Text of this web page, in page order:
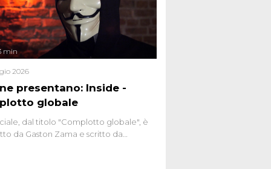
presentano: Inside -
globale
min
2026
dal titolo "Complotto globale", è
da Gaston Zama e scritto da